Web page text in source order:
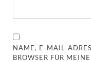
NAME, E-MAIL-
BROWSER FÜR